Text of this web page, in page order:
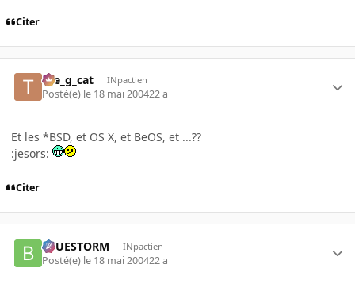
Citer
the_g_cat INpactien
Posté(e) le 18 mai 200422 a
Et les *BSD, et OS X, et BeOS, et ...??
:jesors:
Citer
BLUESTORM INpactien
Posté(e) le 18 mai 200422 a